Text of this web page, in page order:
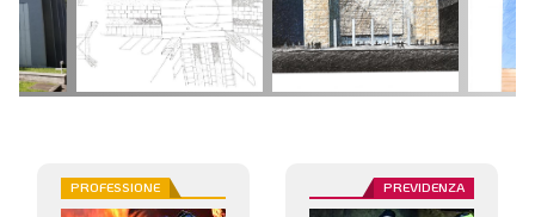
PROFESSIONE PREVIDENZA